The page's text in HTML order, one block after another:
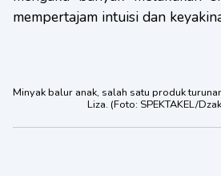
mempertajam intuisi dan
Minyak balur anak, salah satu produk
Liza. (Foto: SPEKTAKEL/